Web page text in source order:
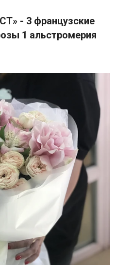
- 3 французские
1 альстромерия